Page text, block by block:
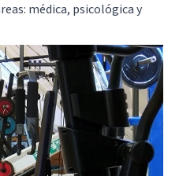
médica, psicológica y